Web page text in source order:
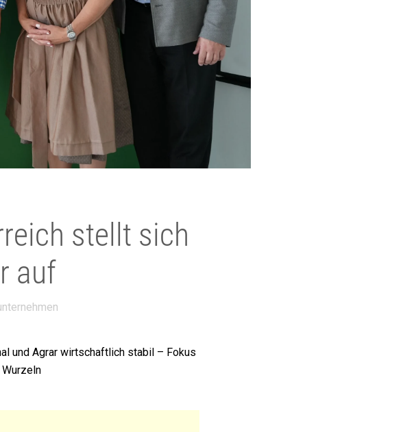
stellt sich
auf
und Agrar wirtschaftlich stabil – Fokus